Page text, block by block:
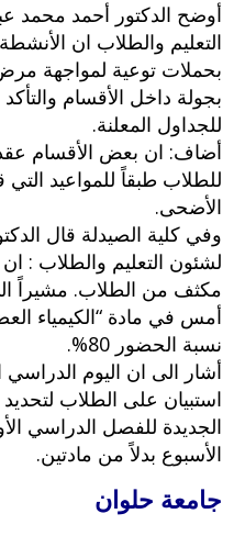
أوضح الدكتور أحمد محمد
التعليم والطلاب ان
بحملات توعية لمواجهة مرض
بجولة داخل الأقسام
للجداول المعلنة.
أضاف: ان بعض الأقسام
للطلاب طبقاً للمواعيد التي
الأضحى.
وفي كلية الصيدلة قال
لشئون التعليم والطلاب :
مكثف من الطلاب. مشيراً
أمس في مادة “الكيمياء
نسبة الحضور 80%.
أشار الى ان اليوم الدراسي
استبيان على الطلاب لتحديد
الأسبوع بدلاً من مادتين.
جامعة حلوان